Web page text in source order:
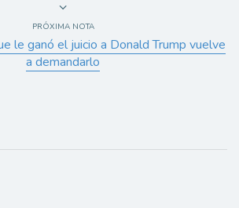
PRÓXIMA NOTA
le ganó el juicio a Donald Trump vuelve
a demandarlo